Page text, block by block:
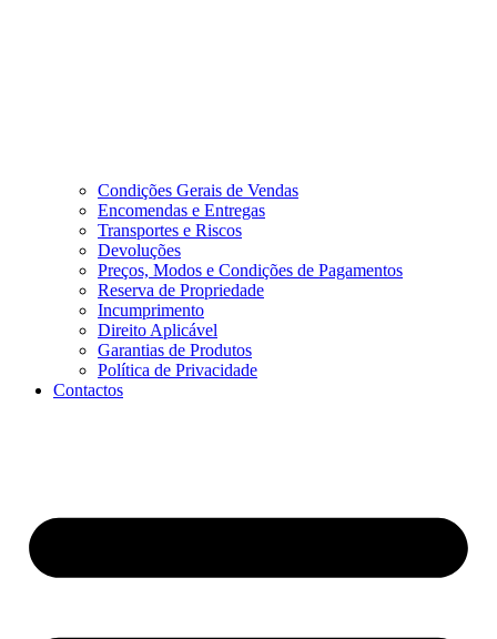
Condições Gerais de Vendas
Encomendas e Entregas
Transportes e Riscos
Devoluções
Preços, Modos e Condições de Pagamentos
Reserva de Propriedade
Incumprimento
Direito Aplicável
Garantias de Produtos
Política de Privacidade
Contactos